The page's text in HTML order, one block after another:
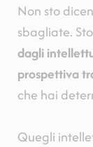
Non sto
sbagliate.
dagli
prospettiva
che hai
Quegli